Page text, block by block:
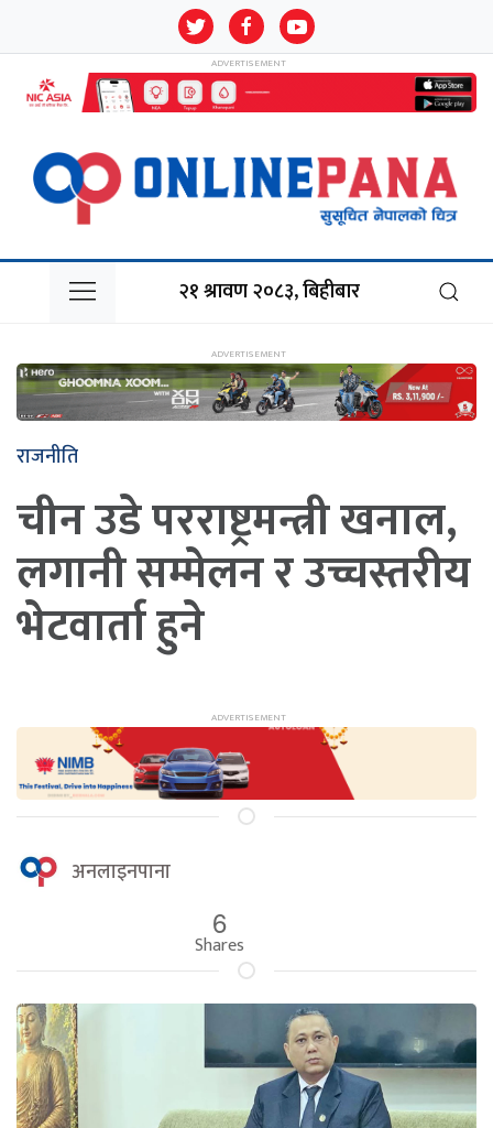
२१ श्रावण २०८३, बिहीबार
राजनीति
चीन उडे परराष्ट्रमन्त्री खनाल,
लगानी सम्मेलन र उच्चस्तरीय
भेटवार्ता हुने
अनलाइनपाना
6
Shares